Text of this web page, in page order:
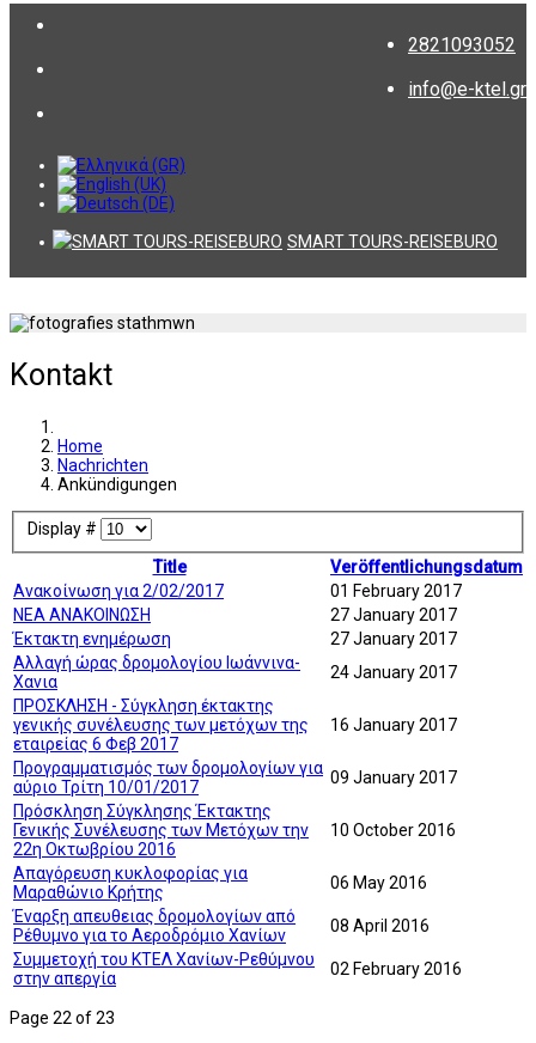
2821093052
info@e-ktel.gr
SMART TOURS-REISEBURO
Kontakt
Home
Nachrichten
Ankündigungen
Display #
Title
Veröffentlichungsdatum
Ανακοίνωση για 2/02/2017
01 February 2017
ΝΕΑ ΑΝΑΚΟΙΝΩΣΗ
27 January 2017
Έκτακτη ενημέρωση
27 January 2017
Αλλαγή ώρας δρομολογίου Ιωάννινα-
Χανια
24 January 2017
ΠΡΟΣΚΛΗΣΗ - Σύγκληση έκτακτης
γενικής συνέλευσης των μετόχων της
εταιρείας 6 Φεβ 2017
16 January 2017
Προγραμματισμός των δρομολογίων για
αύριο Τρίτη 10/01/2017
09 January 2017
Πρόσκληση Σύγκλησης Έκτακτης
Γενικής Συνέλευσης των Μετόχων την
22η Οκτωβρίου 2016
10 October 2016
Απαγόρευση κυκλοφορίας για
Μαραθώνιο Κρήτης
06 May 2016
Έναρξη απευθειας δρομολογίων από
Ρέθυμνο για το Αεροδρόμιο Χανίων
08 April 2016
Συμμετοχή του ΚΤΕΛ Χανίων-Ρεθύμνου
στην απεργία
02 February 2016
Page 22 of 23